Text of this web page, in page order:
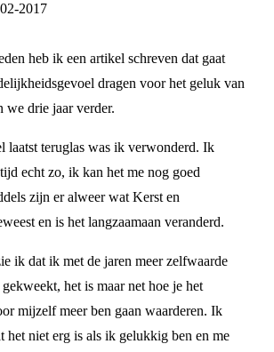
2017
heb ik een artikel schreven dat gaat
dragen voor het geluk van
we drie jaar verder.
laatst teruglas was ik verwonderd. Ik
echt zo, ik kan het me nog goed
zijn er alweer wat Kerst en
en is het langzaamaan veranderd.
ik dat ik met de jaren meer zelfwaarde
het is maar net hoe je het
mijzelf meer ben gaan waarderen. Ik
het niet erg is als ik gelukkig ben en me